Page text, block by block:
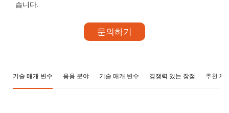
습니다.
문의하기
기술 매개 변수 응용 분야 기술 매개 변수 경쟁력 있는 장점 추천 제